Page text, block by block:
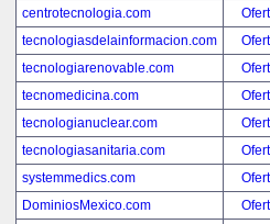
centrotecnologia.com
tecnologiasdelainformacion.com
tecnologiarenovable.com
tecnomedicina.com
tecnologianuclear.com
tecnologiasanitaria.com
systemmedics.com
DominiosMexico.com